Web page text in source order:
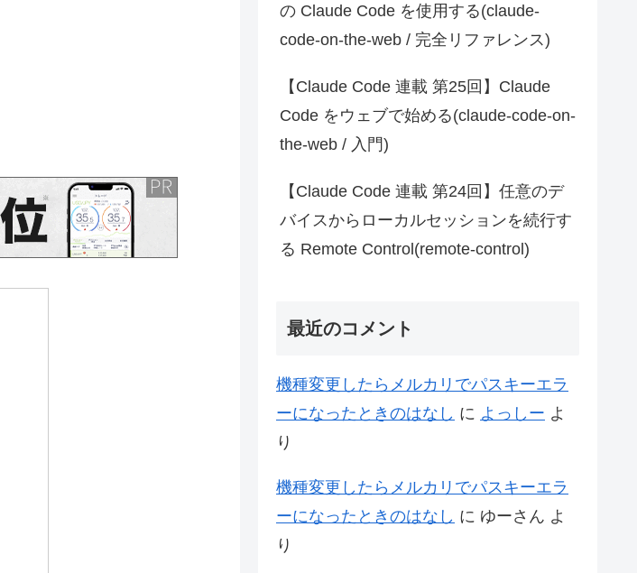
の Claude Code を使用する(claude-
code-on-the-web / 完全リファレンス)
【Claude Code 連載 第25回】Claude
Code をウェブで始める(claude-code-on-
the-web / 入門)
【Claude Code 連載 第24回】任意のデ
バイスからローカルセッションを続行す
る Remote Control(remote-control)
最近のコメント
機種変更したらメルカリでパスキーエラ
ーになったときのはなし に よっしー よ
り
機種変更したらメルカリでパスキーエラ
ーになったときのはなし に ゆーさん よ
り